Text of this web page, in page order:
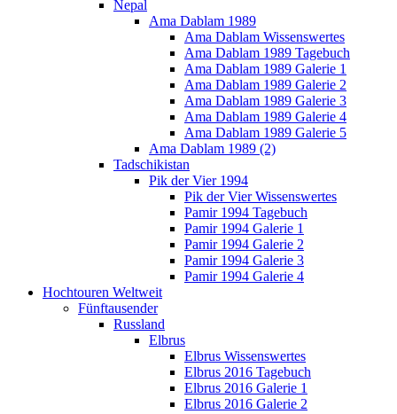
Nepal
Ama Dablam 1989
Ama Dablam Wissenswertes
Ama Dablam 1989 Tagebuch
Ama Dablam 1989 Galerie 1
Ama Dablam 1989 Galerie 2
Ama Dablam 1989 Galerie 3
Ama Dablam 1989 Galerie 4
Ama Dablam 1989 Galerie 5
Ama Dablam 1989 (2)
Tadschikistan
Pik der Vier 1994
Pik der Vier Wissenswertes
Pamir 1994 Tagebuch
Pamir 1994 Galerie 1
Pamir 1994 Galerie 2
Pamir 1994 Galerie 3
Pamir 1994 Galerie 4
Hochtouren Weltweit
Fünftausender
Russland
Elbrus
Elbrus Wissenswertes
Elbrus 2016 Tagebuch
Elbrus 2016 Galerie 1
Elbrus 2016 Galerie 2